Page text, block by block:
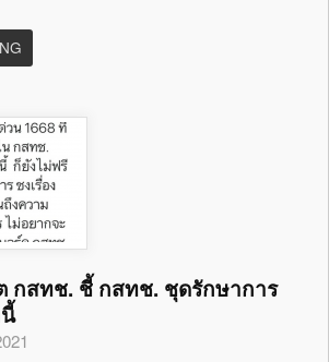
กสทช. ชี้ กสทช. ชุดรักษาการ